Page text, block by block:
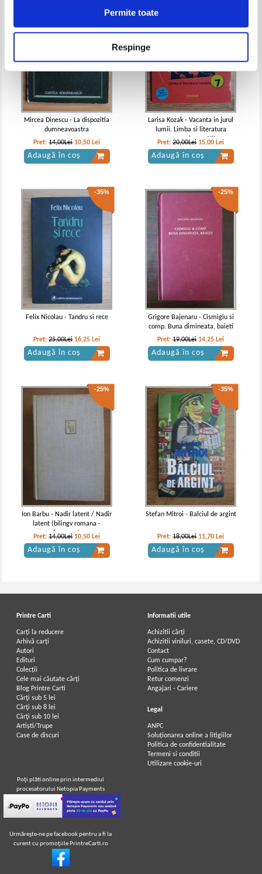
Permite toate
Respinge
Mircea Dinescu - La dispozitia
dumneavoastra
Pret:14,00Lei 10,50 Lei
Adaugă în coș
Larisa Kozak - Vacanta in jurul
lumii. Limba si literatura
romana, clasa a VII-a
Pret:20,00Lei 15,00 Lei
Adaugă în coș
-35%
Felix Nicolau - Tandru si rece
Pret:25,00Lei 16,25 Lei
Adaugă în coș
-25%
Grigore Bajenaru - Cismigiu si
comp. Buna dimineata, baieti
Pret:19,00Lei 14,25 Lei
Adaugă în coș
-25%
Ion Barbu - Nadir latent / Nadir
latent (bilingv romana -
franceza)
Pret:14,00Lei 10,50 Lei
Adaugă în coș
-35%
Stefan Mitroi - Balciul de argint
Pret:18,00Lei 11,70 Lei
Adaugă în coș
Printre Carti
Carți la reducere
Arhivă carți
Autori
Edituri
Colecții
Cele mai căutate cărți
Blog Printre Carti
Cărţi sub 5 lei
Cărţi sub 8 lei
Cărţi sub 10 lei
Artiști/Trupe
Case de discuri
Informatii utile
Achizitii cărți
Achizitii viniluri, casete, CD/DVD
Contact
Cum cumpar?
Politica de livrare
Retur comenzi
Angajari - Cariere
Legal
ANPC
Soluționarea online a litigiilor
Politica de confidentialitate
Termeni si conditii
Utilizare cookie-uri
Poţi plăti online prin intermediul
procesatorului Netopia Payments
Urmăreşte-ne pe facebook pentru a fi la
curent cu promoţiile PrintreCarti.ro